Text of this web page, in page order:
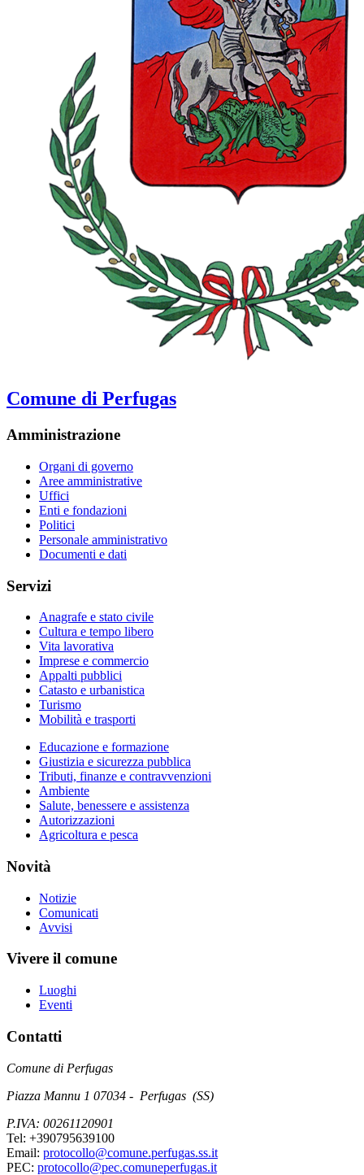
Comune di Perfugas
Amministrazione
Organi di governo
Aree amministrative
Uffici
Enti e fondazioni
Politici
Personale amministrativo
Documenti e dati
Servizi
Anagrafe e stato civile
Cultura e tempo libero
Vita lavorativa
Imprese e commercio
Appalti pubblici
Catasto e urbanistica
Turismo
Mobilità e trasporti
Educazione e formazione
Giustizia e sicurezza pubblica
Tributi, finanze e contravvenzioni
Ambiente
Salute, benessere e assistenza
Autorizzazioni
Agricoltura e pesca
Novità
Notizie
Comunicati
Avvisi
Vivere il comune
Luoghi
Eventi
Contatti
Comune di Perfugas
Piazza Mannu 1 07034 - Perfugas (SS)
P.IVA: 00261120901
Tel: +390795639100
Email: protocollo@comune.perfugas.ss.it
PEC: protocollo@pec.comuneperfugas.it